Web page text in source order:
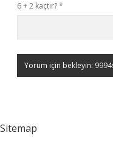
6 + 2 kaçtır?*
Sitemap